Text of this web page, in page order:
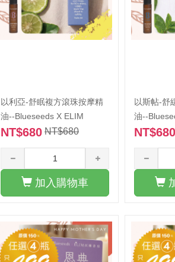
以利亞-舒眠複方滾珠按摩精
油--Blueseeds X ELIM
NT$680 NT$680
加入購物車
以斯帖-舒
油--
NT$680